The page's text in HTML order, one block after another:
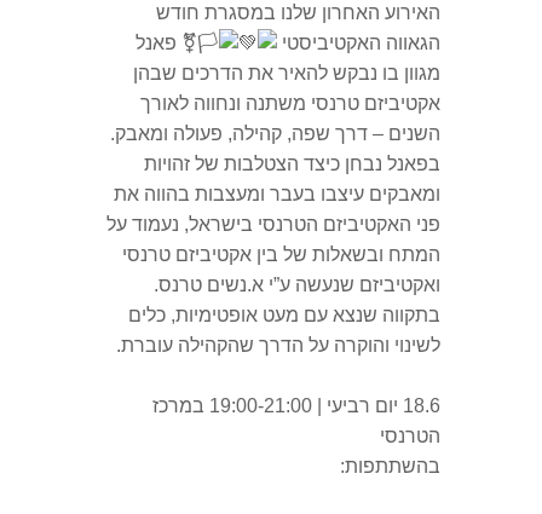
האירוע האחרון שלנו במסגרת חודש
הגאווה האקטיביסטי
פאנל
מגוון בו נבקש להאיר את הדרכים שבהן
אקטיביזם טרנסי משתנה ונחווה לאורך
השנים – דרך שפה, קהילה, פעולה ומאבק.
בפאנל נבחן כיצד הצטלבות של זהויות
ומאבקים עיצבו בעבר ומעצבות בהווה את
פני האקטיביזם הטרנסי בישראל, נעמוד על
המתח ובשאלות של בין אקטיביזם טרנסי
ואקטיביזם שנעשה ע”י א.נשים טרנס.
בתקווה שנצא עם מעט אופטימיות, כלים
לשינוי והוקרה על הדרך שהקהילה עוברת.
18.6 יום רביעי | 19:00-21:00 במרכז
הטרנסי
בהשתתפות: